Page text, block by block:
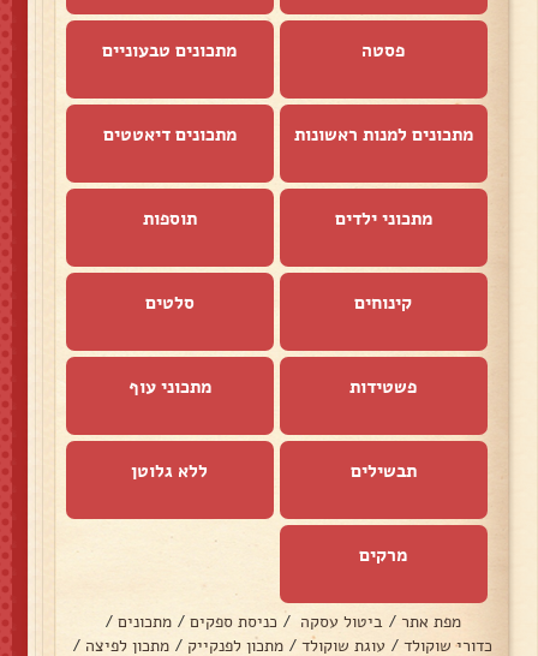
פסטה מתכונים טבעוניים
מתכונים למנות ראשונות מתכונים דיאטטים
מתכוני ילדים תוספות
קינוחים סלטים
פשטידות מתכוני עוף
תבשילים ללא גלוטן
מרקים
מפת אתר / ביטול עסקה / כניסת ספקים / מתכונים /
כדורי שוקולד / עוגת שוקולד / מתכון לפנקייק / מתכון לפיצה /